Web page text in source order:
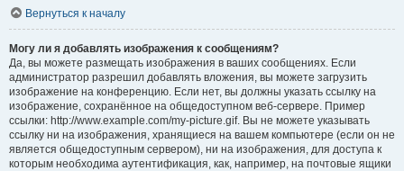
Вернуться к началу
Могу ли я добавлять изображения к сообщениям?
Да, вы можете размещать изображения в ваших сообщениях. Если
администратор разрешил добавлять вложения, вы можете загрузить
изображение на конференцию. Если нет, вы должны указать ссылку на
изображение, сохранённое на общедоступном веб-сервере. Пример
ссылки: http://www.example.com/my-picture.gif. Вы не можете указывать
ссылку ни на изображения, хранящиеся на вашем компьютере (если он не
является общедоступным сервером), ни на изображения, для доступа к
которым необходима аутентификация, как, например, на почтовые ящики